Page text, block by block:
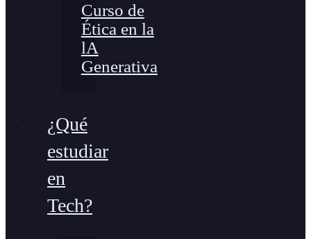
Curso de
Ética en la
lA
Generativa
¿Qué
estudiar
en
Tech?